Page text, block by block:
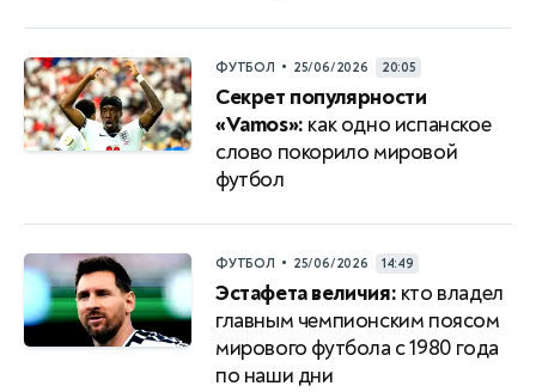
ФУТБОЛ • 25/06/2026 20:05
Секрет популярности
«Vamos»: как одно испанское
слово покорило мировой
футбол
ФУТБОЛ • 25/06/2026 14:49
Эстафета величия: кто владел
главным чемпионским поясом
мирового футбола с 1980 года
по наши дни